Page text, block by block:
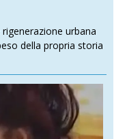
urbana
della propria storia